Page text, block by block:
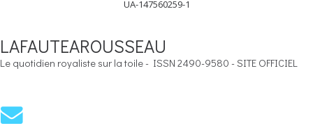
UA-147560259-1
LAFAUTEAROUSSEAU
Le quotidien royaliste sur la toile - ISSN 2490-9580 - SITE OFFICIEL